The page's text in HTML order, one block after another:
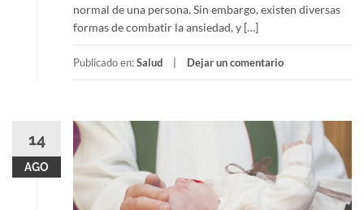
normal de una persona. Sin embargo, existen diversas
formas de combatir la ansiedad, y […]
Publicado en:Salud Dejar un comentario
14
AGO